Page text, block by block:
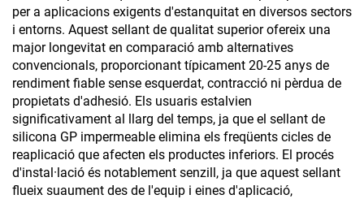
per a aplicacions exigents d'estanquitat en diversos sectors
i entorns. Aquest sellant de qualitat superior ofereix una
major longevitat en comparació amb alternatives
convencionals, proporcionant típicament 20-25 anys de
rendiment fiable sense esquerdat, contracció ni pèrdua de
propietats d'adhesió. Els usuaris estalvien
significativament al llarg del temps, ja que el sellant de
silicona GP impermeable elimina els freqüents cicles de
reaplicació que afecten els productes inferiors. El procés
d'instal·lació és notablement senzill, ja que aquest sellant
flueix suaument des de l'equip i eines d'aplicació,